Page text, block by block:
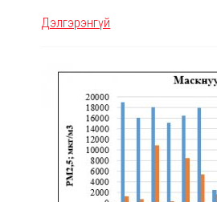
Дэлгэрэнгүй